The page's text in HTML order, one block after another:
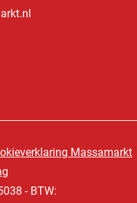
Massamarkt
- BTW: